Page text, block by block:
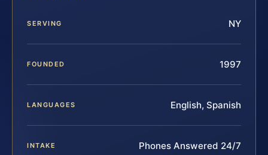
SERVING NY
FOUNDED 1997
LANGUAGES English, Spanish
INTAKE Phones Answered 24/7